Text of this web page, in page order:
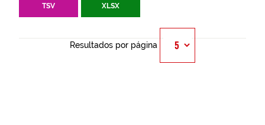
TSV XLSX
Resultados por página